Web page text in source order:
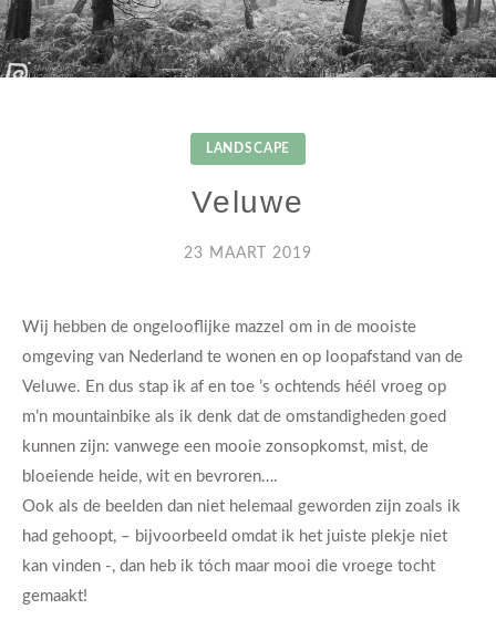
LANDSCAPE
Veluwe
23 MAART 2019
Wij hebben de ongelooflijke mazzel om in de mooiste
omgeving van Nederland te wonen en op loopafstand van de
Veluwe. En dus stap ik af en toe ’s ochtends héél vroeg op
m’n mountainbike als ik denk dat de omstandigheden goed
kunnen zijn: vanwege een mooie zonsopkomst, mist, de
bloeiende heide, wit en bevroren….
Ook als de beelden dan niet helemaal geworden zijn zoals ik
had gehoopt, – bijvoorbeeld omdat ik het juiste plekje niet
kan vinden -, dan heb ik tóch maar mooi die vroege tocht
gemaakt!